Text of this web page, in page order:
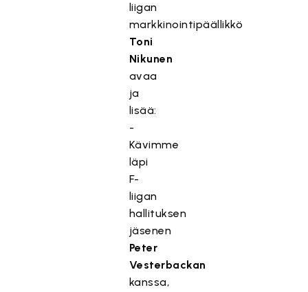
liigan
markkinointipäällikkö
Toni
Nikunen
avaa
ja
lisää:
-
Kävimme
läpi
F-
liigan
hallituksen
jäsenen
Peter
Vesterbackan
kanssa,